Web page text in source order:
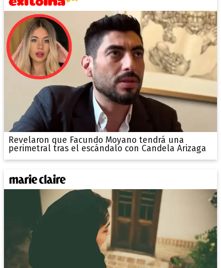
Revelaron que Facundo Moyano tendrá una
perimetral tras el escándalo con Candela Arizaga